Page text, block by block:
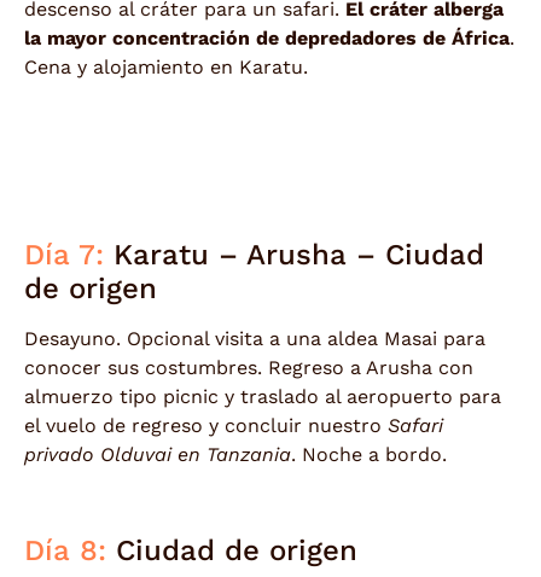
descenso al cráter para un safari. El cráter alberga
la mayor concentración de depredadores de África.
Cena y alojamiento en Karatu.
Día 7: Karatu – Arusha – Ciudad
de origen
Desayuno. Opcional visita a una aldea Masai para
conocer sus costumbres. Regreso a Arusha con
almuerzo tipo picnic y traslado al aeropuerto para
el vuelo de regreso y concluir nuestro Safari
privado Olduvai en Tanzania. Noche a bordo.
Día 8: Ciudad de origen